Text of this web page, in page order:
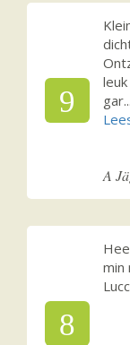
9
gar...
A
8
min